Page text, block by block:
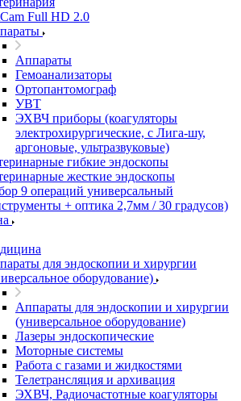
Full HD 2.0
Аппараты
Гемоанализаторы
Ортопантомограф
УВТ
ЭХВЧ приборы (коагуляторы
электрохирургические, с Лига-шу,
аргоновые, ультразвуковые)
гибкие эндоскопы
жесткие эндоскопы
9 операций универсальный
+ оптика 2,7мм / 30 градусов)
для эндоскопии и хирургии
оборудование)
Аппараты для эндоскопии и хирургии
(универсальное оборудование)
Лазеры эндоскопические
Моторные системы
Работа с газами и жидкостями
Телетрансляция и архивация
ЭХВЧ, Радиочастотные коагуляторы